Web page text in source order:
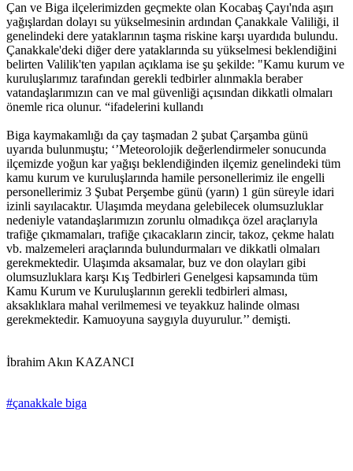
Çan ve Biga ilçelerimizden geçmekte olan Kocabaş Çayı'nda aşırı
yağışlardan dolayı su yükselmesinin ardından Çanakkale Valiliği, il
genelindeki dere yataklarının taşma riskine karşı uyardıda bulundu.
Çanakkale'deki diğer dere yataklarında su yükselmesi beklendiğini
belirten Valilik'ten yapılan açıklama ise şu şekilde: "Kamu kurum ve
kuruluşlarımız tarafından gerekli tedbirler alınmakla beraber
vatandaşlarımızın can ve mal güvenliği açısından dikkatli olmaları
önemle rica olunur. “ifadelerini kullandı
Biga kaymakamlığı da çay taşmadan 2 şubat Çarşamba günü
uyarıda bulunmuştu; ‘’Meteorolojik değerlendirmeler sonucunda
ilçemizde yoğun kar yağışı beklendiğinden ilçemiz genelindeki tüm
kamu kurum ve kuruluşlarında hamile personellerimiz ile engelli
personellerimiz 3 Şubat Perşembe günü (yarın) 1 gün süreyle idari
izinli sayılacaktır. Ulaşımda meydana gelebilecek olumsuzluklar
nedeniyle vatandaşlarımızın zorunlu olmadıkça özel araçlarıyla
trafiğe çıkmamaları, trafiğe çıkacakların zincir, takoz, çekme halatı
vb. malzemeleri araçlarında bulundurmaları ve dikkatli olmaları
gerekmektedir. Ulaşımda aksamalar, buz ve don olayları gibi
olumsuzluklara karşı Kış Tedbirleri Genelgesi kapsamında tüm
Kamu Kurum ve Kuruluşlarının gerekli tedbirleri alması,
aksaklıklara mahal verilmemesi ve teyakkuz halinde olması
gerekmektedir. Kamuoyuna saygıyla duyurulur.’’ demişti.
İbrahim Akın KAZANCI
#çanakkale biga